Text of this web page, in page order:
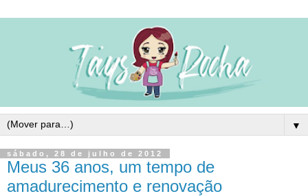
▼
sábado, 28 de julho de 2012
Meus 36 anos, um tempo de
amadurecimento e renovação